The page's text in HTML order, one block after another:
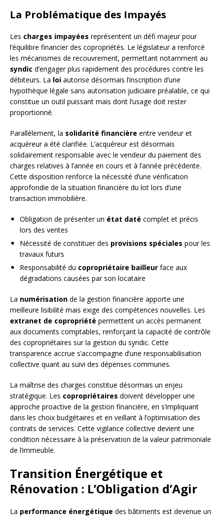
La Problématique des Impayés
Les charges impayées représentent un défi majeur pour
l’équilibre financier des copropriétés. Le législateur a renforcé
les mécanismes de recouvrement, permettant notamment au
syndic d’engager plus rapidement des procédures contre les
débiteurs. La loi autorise désormais l’inscription d’une
hypothèque légale sans autorisation judiciaire préalable, ce qui
constitue un outil puissant mais dont l’usage doit rester
proportionné.
Parallèlement, la solidarité financière entre vendeur et
acquéreur a été clarifiée. L’acquéreur est désormais
solidairement responsable avec le vendeur du paiement des
charges relatives à l’année en cours et à l’année précédente.
Cette disposition renforce la nécessité d’une vérification
approfondie de la situation financière du lot lors d’une
transaction immobilière.
Obligation de présenter un état daté complet et précis
lors des ventes
Nécessité de constituer des provisions spéciales pour les
travaux futurs
Responsabilité du copropriétaire bailleur face aux
dégradations causées par son locataire
La numérisation de la gestion financière apporte une
meilleure lisibilité mais exige des compétences nouvelles. Les
extranet de copropriété permettent un accès permanent
aux documents comptables, renforçant la capacité de contrôle
des copropriétaires sur la gestion du syndic. Cette
transparence accrue s’accompagne d’une responsabilisation
collective quant au suivi des dépenses communes.
La maîtrise des charges constitue désormais un enjeu
stratégique. Les copropriétaires doivent développer une
approche proactive de la gestion financière, en s’impliquant
dans les choix budgétaires et en veillant à l’optimisation des
contrats de services. Cette vigilance collective devient une
condition nécessaire à la préservation de la valeur patrimoniale
de l’immeuble.
Transition Énergétique et
Rénovation : L’Obligation d’Agir
La performance énergétique des bâtiments est devenue un